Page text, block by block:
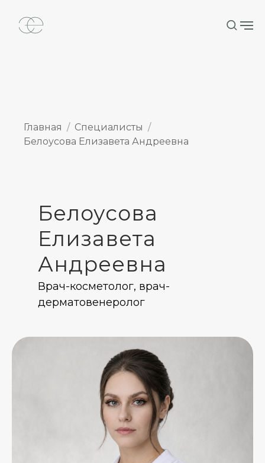
Главная
Специалисты
Белоусова Елизавета Андреевна
Белоусова
Елизавета
Андреевна
Врач-косметолог, врач-
дерматовенеролог